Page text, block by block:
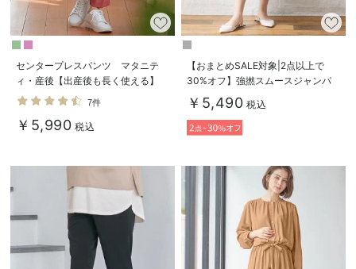
センタープレスパンツ マタニテ
ィ・産後【出産後も長く使える】
7件
￥5,990 税込
【おまとめSALE対象|2点以上で
30%オフ】強撚スムースジャンパ
ースカート マタニティ・授乳服
【出産後も長く使える】
￥5,490 税込
お気に入り商品を確認する